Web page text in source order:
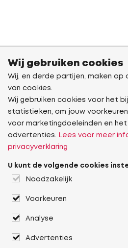
Wij gebruiken cookies
Wij, en derde partijen, maken op
van cookies.
Wij gebruiken cookies voor het
statistieken, om jouw
voor marketingdoeleinden en
advertenties.
Lees voor meer
privacyverklaring
U kunt de volgende cookies
Noodzakelijk
Voorkeuren
Analyse
Advertenties